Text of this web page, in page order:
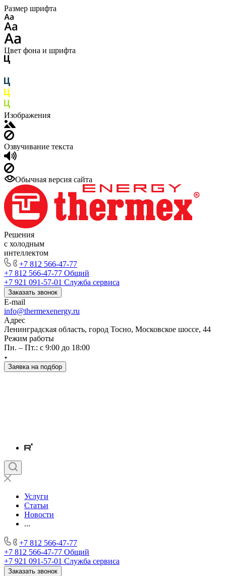
Размер шрифта
Цвет фона и шрифта
Изображения
Озвучивание текста
Обычная версия сайта
Решения
с холодным
интеллектом
+7 812 566-47-77
+7 812 566-47-77 Общий
+7 921 091-57-01 Служба сервиса
Заказать звонок
E-mail
info@thermexenergy.ru
Адрес
Ленинградская область, город Тосно, Московское шоссе, 44
Режим работы
Пн. – Пт.: с 9:00 до 18:00
Заявка на подбор
Услуги
Статьи
Новости
...
+7 812 566-47-77
+7 812 566-47-77 Общий
+7 921 091-57-01 Служба сервиса
Заказать звонок